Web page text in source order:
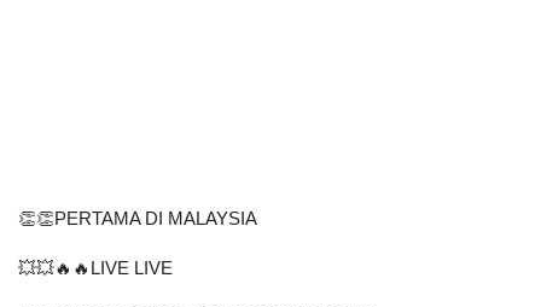
👏👏PERTAMA DI MALAYSIA
💥💥🔥🔥LIVE LIVE